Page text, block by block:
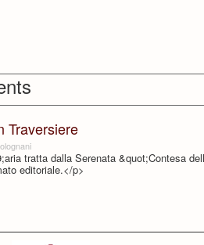
Traversiere
tratta dalla Serenata &quot;Contesa
editoriale.</p>